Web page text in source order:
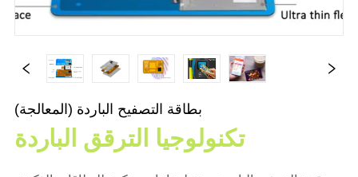
بطاقة التصفيح الباردة (المعالجة)
تكنولوجيا الترقق الباردة